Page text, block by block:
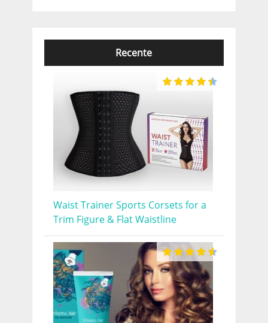
Recente
Waist Trainer Sports Corsets for a
Trim Figure & Flat Waistline